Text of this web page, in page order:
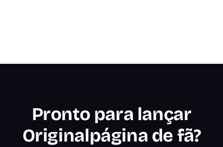
Pronto para lançar
Originalpágina de fã?